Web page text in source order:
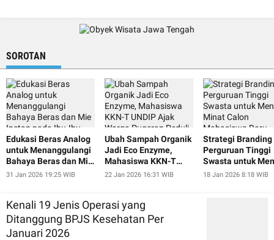
SOROTAN
Edukasi Beras Analog
untuk Menanggulangi
Bahaya Beras dan Mie
Instan pada Ibu-Ibu
31 Jan 2026 19:25 WIB
Ubah Sampah Organik
Jadi Eco Enzyme,
Mahasiswa KKN-T
UNDIP Ajak Warga
22 Jan 2026 16:31 WIB
Strategi Branding
Perguruan Tinggi
Swasta untuk
Minat Calon
18 Jan 2026 8:18 WIB
Kenali 19 Jenis Operasi yang
Ditanggung BPJS Kesehatan Per
Januari 2026